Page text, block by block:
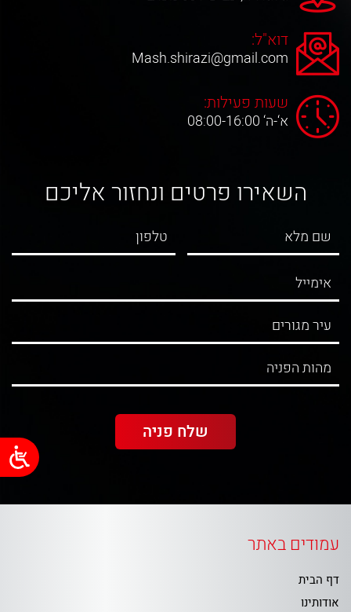
דוא"ל:
Mash.shirazi@gmail.com
שעות פעילות:
א‘-ה‘ 08:00-16:00
השאירו פרטים ונחזור אליכם
עמודים באתר
דף הבית
אודותינו